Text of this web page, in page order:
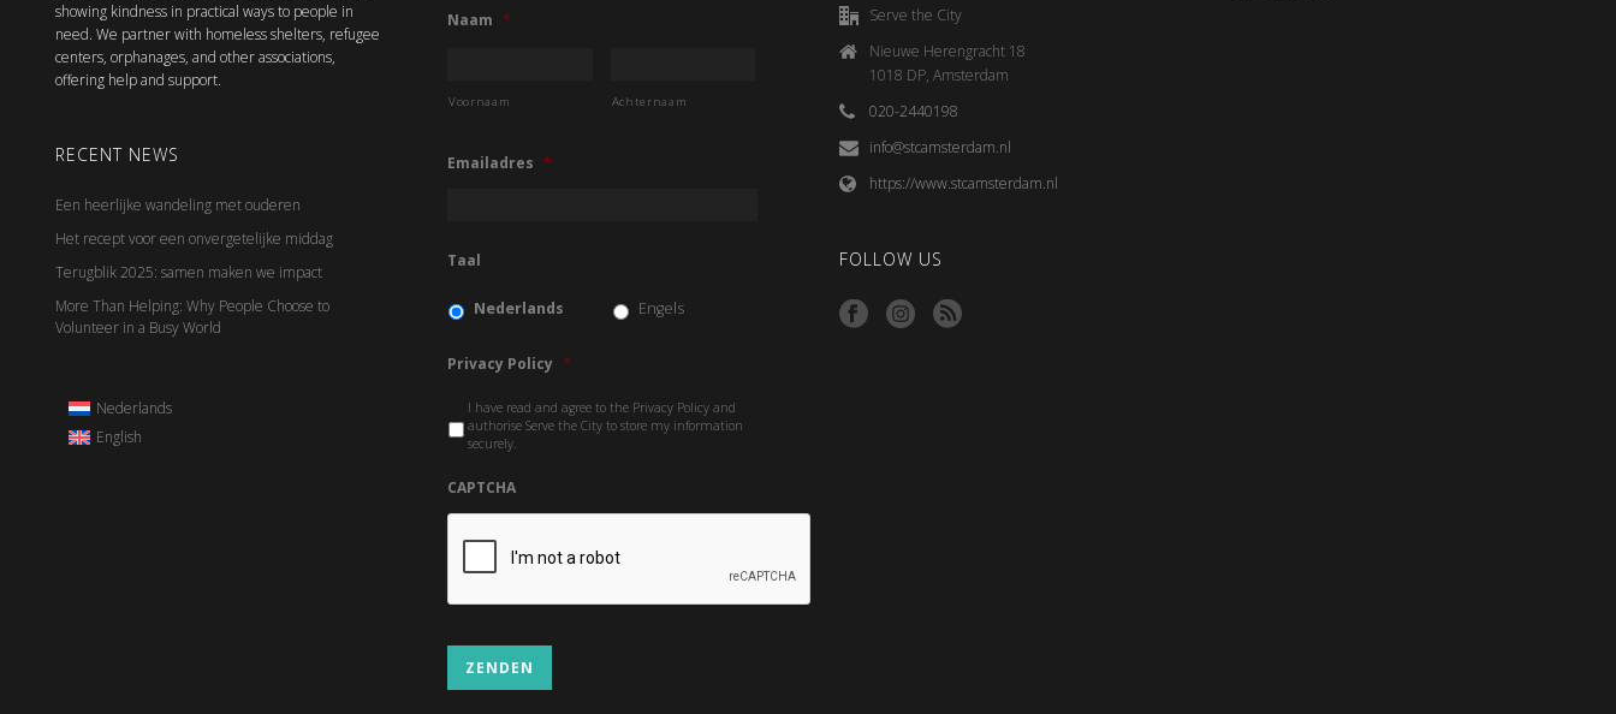
showing kindness in practical ways to people in
need. We partner with homeless shelters, refugee
centers, orphanages, and other associations,
offering help and support.
RECENT NEWS
Een heerlijke wandeling met ouderen
Het recept voor een onvergetelijke middag
Terugblik 2025: samen maken we impact
More Than Helping: Why People Choose to
Volunteer in a Busy World
Nederlands
English
Naam *
Voornaam Achternaam
Emailadres *
Taal
Nederlands Engels
Privacy Policy *
I have read and agree to the Privacy Policy and
authorise Serve the City to store my information
securely.
CAPTCHA
Serve the City
Nieuwe Herengracht 18
1018 DP, Amsterdam
020-2440198
info@stcamsterdam.nl
https://www.stcamsterdam.nl
FOLLOW US